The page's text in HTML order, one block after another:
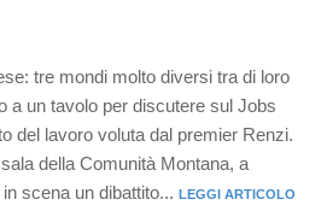
tre mondi molto diversi tra di loro
a un tavolo per discutere sul Jobs
del lavoro voluta dal premier Renzi.
della Comunità Montana, a
scena un dibattito... LEGGI ARTICOLO